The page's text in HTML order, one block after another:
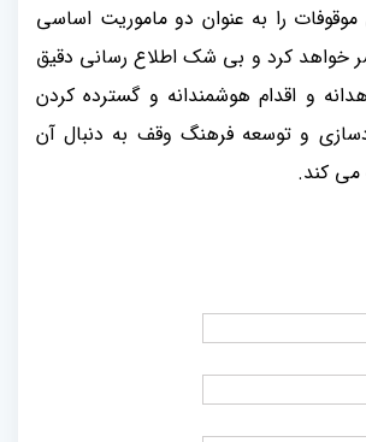
را به عنوان دو ماموریت اساسی
خواهد کرد و بی شک اطلاع رسانی دقیق
و اقدام هوشمندانه و گسترده کردن
و توسعه فرهنگ وقف به دنبال آن
کند.